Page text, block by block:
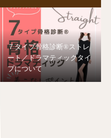
７タイプ骨格診断®︎ストレ
ート／ドラマティックタイ
プについて